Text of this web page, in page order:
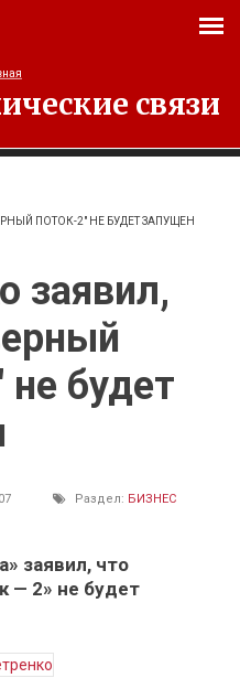
связи
ПОТОК-2" НЕ БУДЕТ ЗАПУЩЕН
заявил,
не будет
Раздел: БИЗНЕС
заявил, что
— 2» не будет